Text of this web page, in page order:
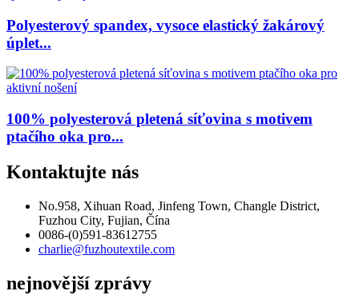
Polyesterový spandex, vysoce elastický žakárový
úplet...
100% polyesterová pletená síťovina s motivem
ptačího oka pro...
Kontaktujte nás
No.958, Xihuan Road, Jinfeng Town, Changle District,
Fuzhou City, Fujian, Čína
0086-(0)591-83612755
charlie@fuzhoutextile.com
nejnovější zprávy